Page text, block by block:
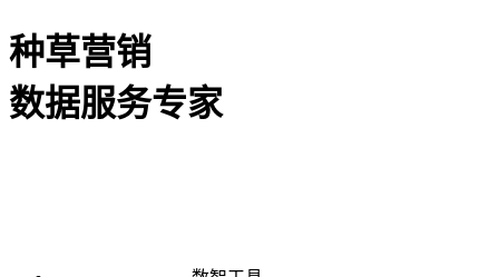
种草营销
数据服务专家